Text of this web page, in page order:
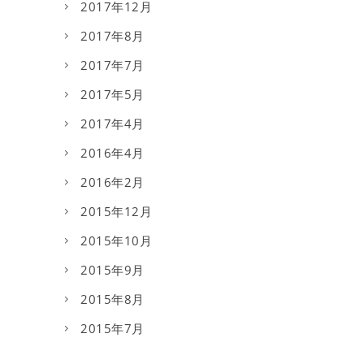
2017年12月
2017年8月
2017年7月
2017年5月
2017年4月
2016年4月
2016年2月
2015年12月
2015年10月
2015年9月
2015年8月
2015年7月